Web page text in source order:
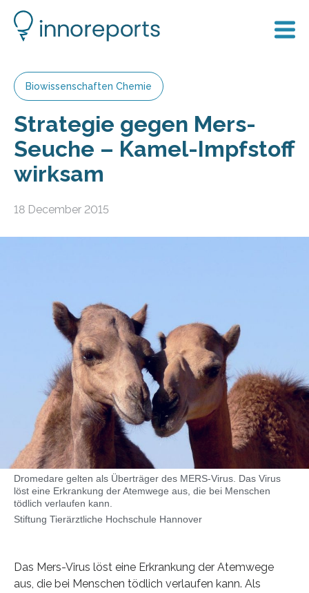
Biowissenschaften Chemie
Strategie gegen Mers-
Seuche – Kamel-Impfstoff
wirksam
18 December 2015
Dromedare gelten als Überträger des MERS-Virus. Das Virus
löst eine Erkrankung der Atemwege aus, die bei Menschen
tödlich verlaufen kann.
Stiftung Tierärztliche Hochschule Hannover
Das Mers-Virus löst eine Erkrankung der Atemwege
aus, die bei Menschen tödlich verlaufen kann. Als